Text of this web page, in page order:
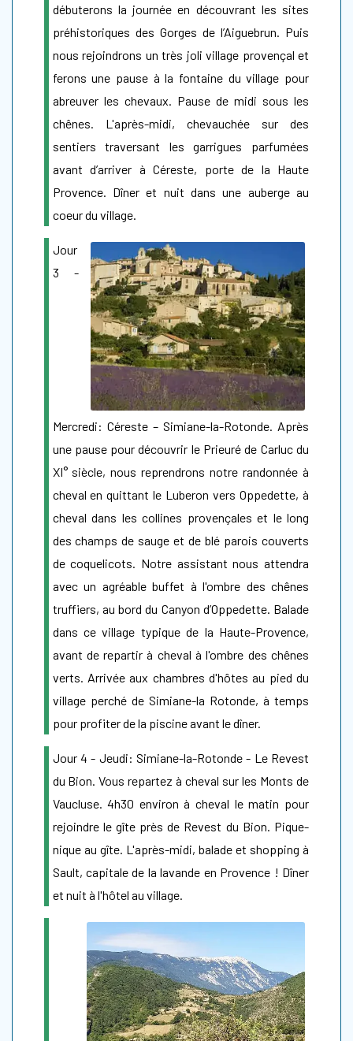
débuterons la journée en découvrant les sites
préhistoriques des Gorges de l’Aiguebrun. Puis
nous rejoindrons un très joli village provençal et
ferons une pause à la fontaine du village pour
abreuver les chevaux. Pause de midi sous les
chênes. L'après-midi, chevauchée sur des
sentiers traversant les garrigues parfumées
avant d’arriver à Céreste, porte de la Haute
Provence. Dîner et nuit dans une auberge au
coeur du village.
Jour
3 -
Mercredi: Céreste – Simiane-la-Rotonde. Après
une pause pour découvrir le Prieuré de Carluc du
XI° siècle, nous reprendrons notre randonnée à
cheval en quittant le Luberon vers Oppedette, à
cheval dans les collines provençales et le long
des champs de sauge et de blé parois couverts
de coquelicots. Notre assistant nous attendra
avec un agréable buffet à l'ombre des chênes
truffiers, au bord du Canyon d’Oppedette. Balade
dans ce village typique de la Haute-Provence,
avant de repartir à cheval à l'ombre des chênes
verts. Arrivée aux chambres d'hôtes au pied du
village perché de Simiane-la Rotonde, à temps
pour profiter de la piscine avant le dîner.
Jour 4 - Jeudi: Simiane-la-Rotonde - Le Revest
du Bion. Vous repartez à cheval sur les Monts de
Vaucluse. 4h30 environ à cheval le matin pour
rejoindre le gîte près de Revest du Bion. Pique-
nique au gîte. L'après-midi, balade et shopping à
Sault, capitale de la lavande en Provence ! Dîner
et nuit à l'hôtel au village.